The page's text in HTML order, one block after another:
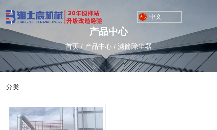
中文
产品中心
首页 / 产品中心 / 滤筒除尘器
分类